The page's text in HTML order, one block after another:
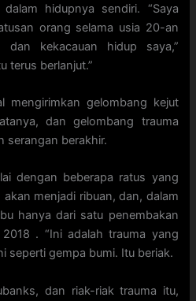
hidupnya sendiri. “Saya
orang selama usia 20-an
dan kekacauan hidup saya,”
terus berlanjut.”
mengirimkan gelombang kejut
dan gelombang trauma
serangan berakhir.
dengan beberapa ratus yang
menjadi ribuan, dan, dalam
hanya dari satu penembakan
. “Ini adalah trauma yang
seperti gempa bumi. Itu beriak.
dan riak-riak trauma itu,